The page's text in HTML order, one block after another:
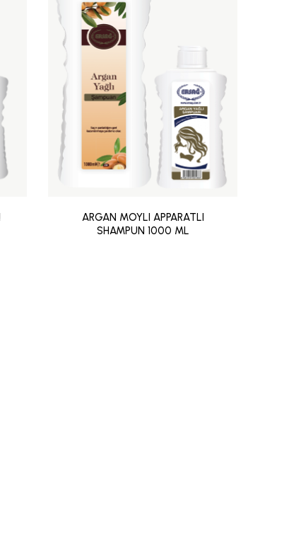
ARGAN MOYLI APPARATLI
SHAMPUN 1000 ML